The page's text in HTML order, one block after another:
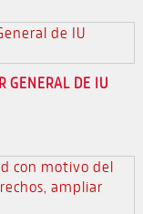
GENERAL DE IU